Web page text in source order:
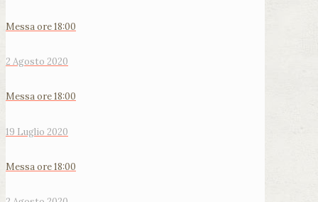
Messa ore 18:00
2 Agosto 2020
Messa ore 18:00
19 Luglio 2020
Messa ore 18:00